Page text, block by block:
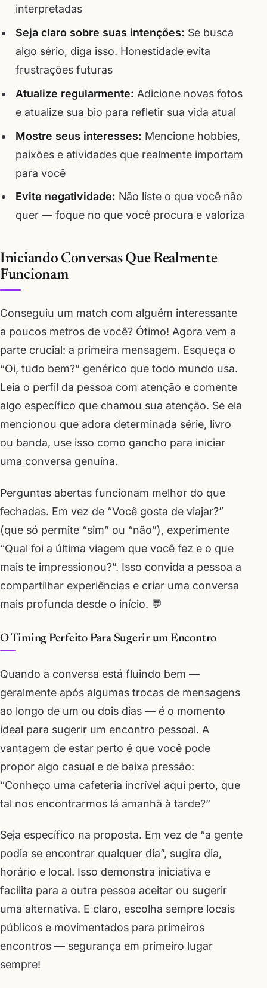
interpretadas
Seja claro sobre suas intenções: Se busca
algo sério, diga isso. Honestidade evita
frustrações futuras
Atualize regularmente: Adicione novas fotos
e atualize sua bio para refletir sua vida atual
Mostre seus interesses: Mencione hobbies,
paixões e atividades que realmente importam
para você
Evite negatividade: Não liste o que você não
quer — foque no que você procura e valoriza
Iniciando Conversas Que Realmente
Funcionam
Conseguiu um match com alguém interessante
a poucos metros de você? Ótimo! Agora vem a
parte crucial: a primeira mensagem. Esqueça o
“Oi, tudo bem?” genérico que todo mundo usa.
Leia o perfil da pessoa com atenção e comente
algo específico que chamou sua atenção. Se ela
mencionou que adora determinada série, livro
ou banda, use isso como gancho para iniciar
uma conversa genuína.
Perguntas abertas funcionam melhor do que
fechadas. Em vez de “Você gosta de viajar?”
(que só permite “sim” ou “não”), experimente
“Qual foi a última viagem que você fez e o que
mais te impressionou?”. Isso convida a pessoa a
compartilhar experiências e criar uma conversa
mais profunda desde o início. 💬
O Timing Perfeito Para Sugerir um Encontro
Quando a conversa está fluindo bem —
geralmente após algumas trocas de mensagens
ao longo de um ou dois dias — é o momento
ideal para sugerir um encontro pessoal. A
vantagem de estar perto é que você pode
propor algo casual e de baixa pressão:
“Conheço uma cafeteria incrível aqui perto, que
tal nos encontrarmos lá amanhã à tarde?”
Seja específico na proposta. Em vez de “a gente
podia se encontrar qualquer dia”, sugira dia,
horário e local. Isso demonstra iniciativa e
facilita para a outra pessoa aceitar ou sugerir
uma alternativa. E claro, escolha sempre locais
públicos e movimentados para primeiros
encontros — segurança em primeiro lugar
sempre!